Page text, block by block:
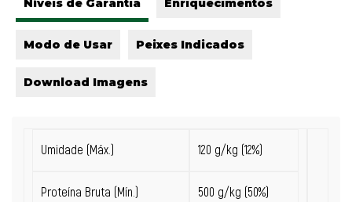
Ní­veis de Garantia Enriquecimentos
Modo de Usar Peixes Indicados
Download Imagens
Umidade (Máx.) 120 g/kg (12%)
Proteína Bruta (Mín.) 500 g/kg (50%)